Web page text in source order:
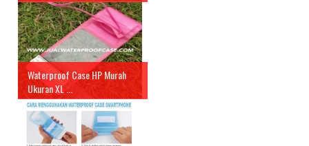
Waterproof Case HP Murah
Ukuran XL ...